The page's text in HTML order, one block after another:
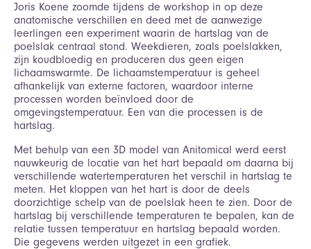
Joris Koene zoomde tijdens de workshop in op deze
anatomische verschillen en deed met de aanwezige
leerlingen een experiment waarin de hartslag van de
poelslak centraal stond. Weekdieren, zoals poelslakken,
zijn koudbloedig en produceren dus geen eigen
lichaamswarmte. De lichaamstemperatuur is geheel
afhankelijk van externe factoren, waardoor interne
processen worden beïnvloed door de
omgevingstemperatuur. Een van die processen is de
hartslag.
Met behulp van een 3D model van Anitomical werd eerst
nauwkeurig de locatie van het hart bepaald om daarna bij
verschillende watertemperaturen het verschil in hartslag te
meten. Het kloppen van het hart is door de deels
doorzichtige schelp van de poelslak heen te zien. Door de
hartslag bij verschillende temperaturen te bepalen, kan de
relatie tussen temperatuur en hartslag bepaald worden.
Die gegevens werden uitgezet in een grafiek.